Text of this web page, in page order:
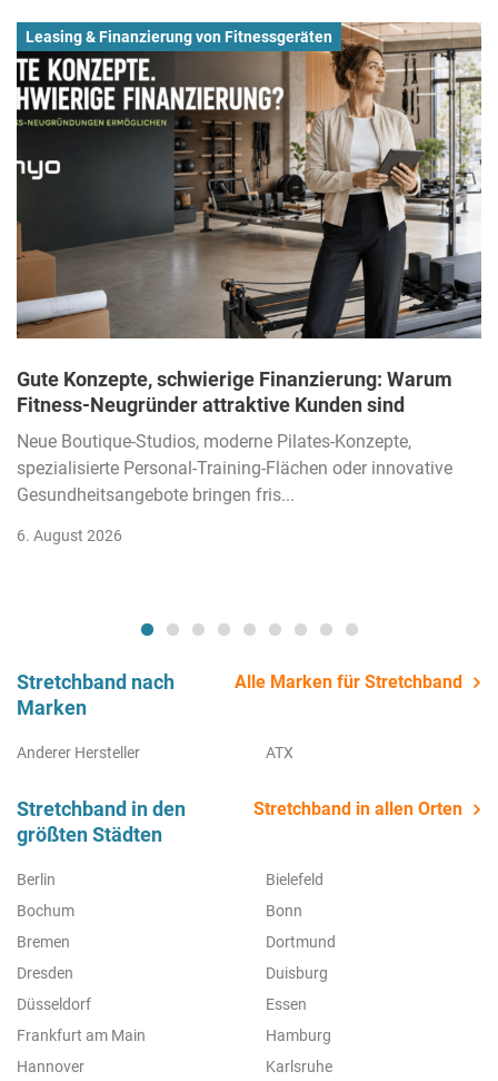
Leasing & Finanzierung von Fitnessgeräten
Gute Konzepte, schwierige Finanzierung: Warum
Fitness-Neugründer attraktive Kunden sind
Neue Boutique-Studios, moderne Pilates-Konzepte,
spezialisierte Personal-Training-Flächen oder innovative
Gesundheitsangebote bringen fris...
6. August 2026
Stretchband nach
Marken
Alle Marken für Stretchband
Anderer Hersteller ATX
Stretchband in den
größten Städten
Stretchband in allen Orten
Berlin
Bielefeld
Bochum
Bonn
Bremen
Dortmund
Dresden
Duisburg
Düsseldorf
Essen
Frankfurt am Main
Hamburg
Hannover
Karlsruhe